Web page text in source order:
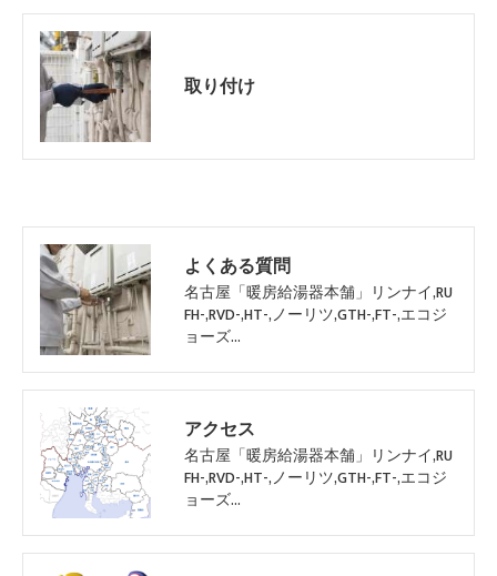
取り付け
よくある質問
名古屋「暖房給湯器本舗」リンナイ,RU
FH-,RVD-,HT-,ノーリツ,GTH-,FT-,エコジ
ョーズ…
アクセス
名古屋「暖房給湯器本舗」リンナイ,RU
FH-,RVD-,HT-,ノーリツ,GTH-,FT-,エコジ
ョーズ…